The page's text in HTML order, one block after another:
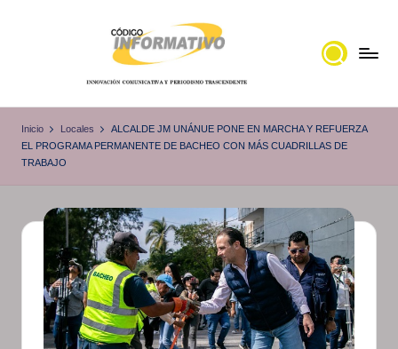
ó
g
o
I
n
f
noticias
Inicio Locales
ALCALDE JM UNÁNUE PONE EN MARCHA Y REFUERZA
EL PROGRAMA PERMANENTE DE BACHEO CON MÁS CUADRILLAS DE
TRABAJO